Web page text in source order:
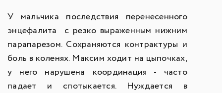
У мальчика последствия перенесенного
энцефалита с резко выраженным нижним
парапарезом. Сохраняются контрактуры и
боль в коленях. Максим ходит на цыпочках,
у него нарушена координация - часто
падает и спотыкается. Нуждается в